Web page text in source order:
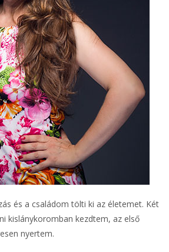
és a családom tölti ki az életemet. Két
kislánykoromban kezdtem, az első
nyertem.